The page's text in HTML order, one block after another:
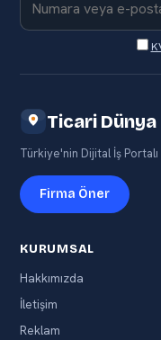
Ticari Dünya
Türkiye'nin Dijital İş
Firma Öner
KURUMSAL
Hakkımızda
İletişim
Reklam